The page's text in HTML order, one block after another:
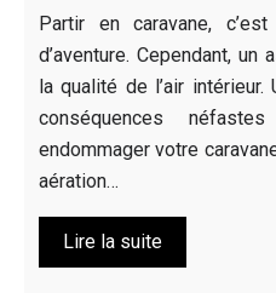
Partir en caravane,
d’aventure. Cependant,
la qualité de l’air
conséquences
endommager votre
aération…
Lire la suite